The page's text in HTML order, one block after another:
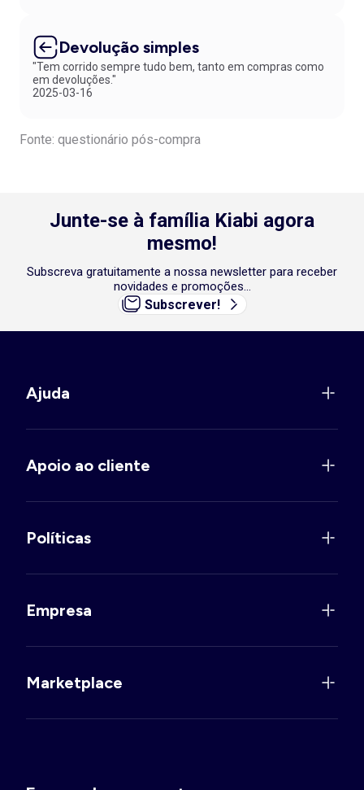
Devolução simples
"Tem corrido sempre tudo bem, tanto em compras como
em devoluções."
2025-03-16
Fonte: questionário pós-compra
Junte-se à família Kiabi agora
mesmo!
Subscreva gratuitamente a nossa newsletter para receber
novidades e promoções...
Subscrever!
Ajuda
Apoio ao cliente
Políticas
Empresa
Marketplace